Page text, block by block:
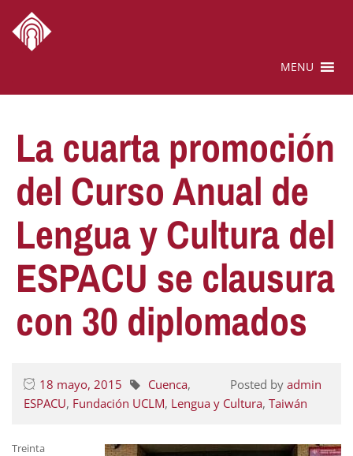
MENU
La cuarta promoción
del Curso Anual de
Lengua y Cultura del
ESPACU se clausura
con 30 diplomados
18 mayo, 2015 Posted by admin
Cuenca,
ESPACU, Fundación UCLM, Lengua y Cultura, Taiwán
Treinta